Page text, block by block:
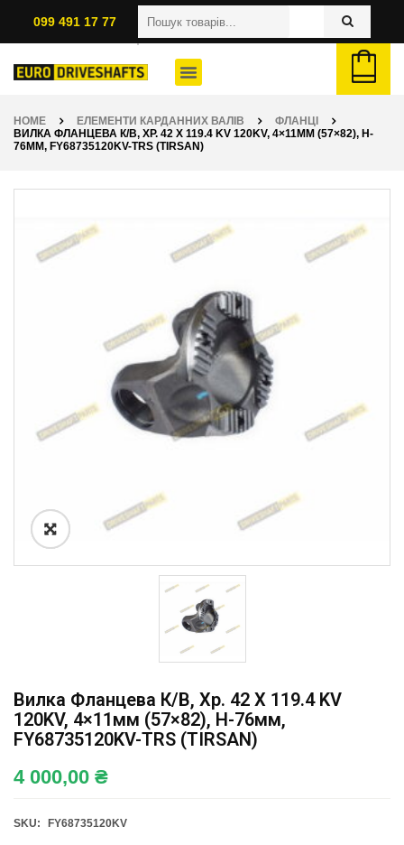
099 491 17 77
HOME ЕЛЕМЕНТИ КАРДАННИХ ВАЛІВ
ФЛАНЦІ
ВИЛКА ФЛАНЦЕВА К/В, ХР. 42 X 119.4 KV 120KV, 4×11ММ (57×82), H-
76ММ, FY68735120KV-TRS (TIRSAN)
Вилка Фланцева К/в, Хр. 42 X 119.4 KV
120KV, 4×11мм (57×82), H-76мм,
FY68735120KV-TRS (TIRSAN)
4 000,00 ₴
SKU: FY68735120KV